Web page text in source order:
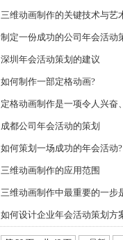
三维动画制作的关键技术与艺
制定一份成功的公司年会活动
深圳年会活动策划的建议
如何制作一部定格动画?
定格动画制作是一项令人兴奋
成都公司年会活动的策划
如何策划一场成功的年会活动?
三维动画制作的应用范围
三维动画制作中最重要的一步
如何设计企业年会活动策划方